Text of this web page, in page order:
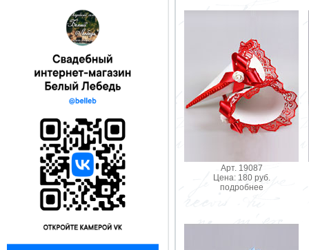
Арт. 19087
Цена: 180 руб.
подробнее